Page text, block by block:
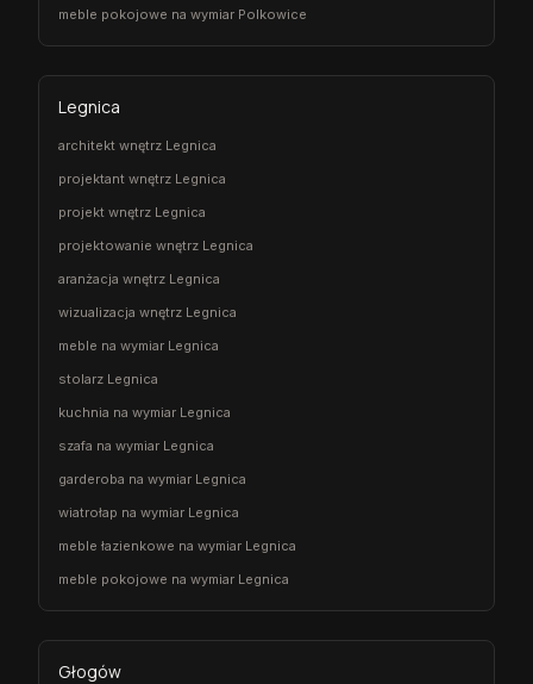
meble pokojowe na wymiar Polkowice
Legnica
architekt wnętrz Legnica
projektant wnętrz Legnica
projekt wnętrz Legnica
projektowanie wnętrz Legnica
aranżacja wnętrz Legnica
wizualizacja wnętrz Legnica
meble na wymiar Legnica
stolarz Legnica
kuchnia na wymiar Legnica
szafa na wymiar Legnica
garderoba na wymiar Legnica
wiatrołap na wymiar Legnica
meble łazienkowe na wymiar Legnica
meble pokojowe na wymiar Legnica
Głogów